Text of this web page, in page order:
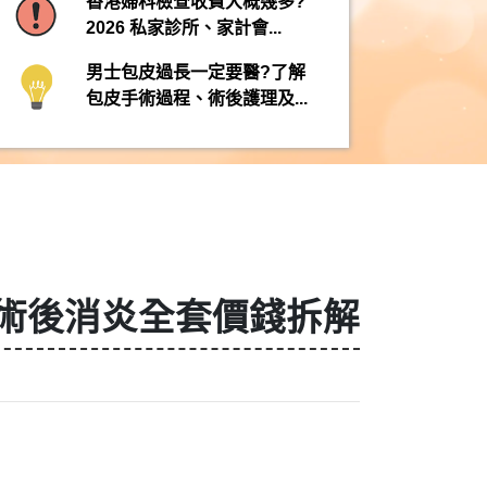
2026 私家診所、家計會...
男士包皮過長一定要醫?了解
包皮手術過程、術後護理及...
後消炎全套價錢拆解